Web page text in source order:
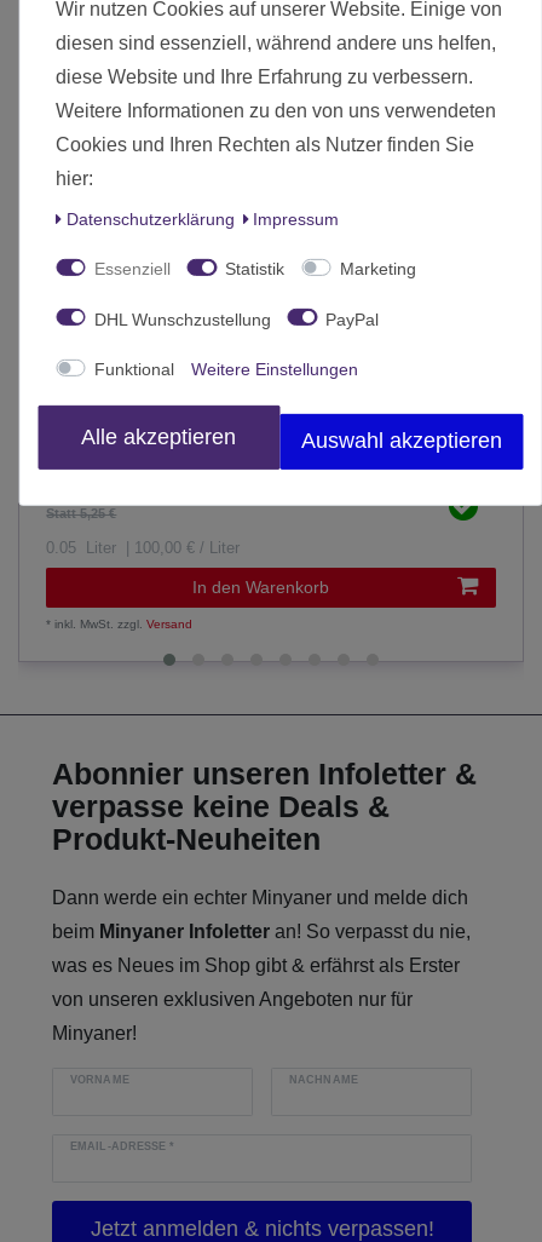
Battlefields Basing Glue 50ml
Statt 5,25 €
0.05 Liter | 100,00 € / Liter
In den Warenkorb
*inkl. MwSt. zzgl.Versand
Abonnier unseren Infoletter &
verpasse keine Deals &
Produkt-Neuheiten
Dann werde ein echter Minyaner und melde dich
beim Minyaner Infoletter an! So verpasst du nie,
was es Neues im Shop gibt & erfährst als Erster
von unseren exklusiven Angeboten nur für
Minyaner!
VORNAME NACHNAME
EMAIL-ADRESSE*
Wir nutzen Cookies auf unserer Website. Einige von
diesen sind essenziell, während andere uns helfen,
diese Website und Ihre Erfahrung zu verbessern.
Weitere Informationen zu den von uns verwendeten
Cookies und Ihren Rechten als Nutzer finden Sie
hier:
Daten­schutz­erklärung Impressum
Essenziell Statistik Marketing
DHL Wunschzustellung PayPal
Funktional Weitere Einstellungen
Alle akzeptieren Auswahl akzeptieren